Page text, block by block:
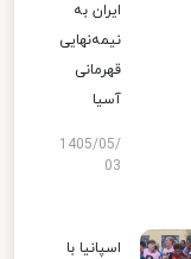
ایران به
نیمه‌نهایی
قهرمانی
آسیا
1405/05/
03
اسپانیا با